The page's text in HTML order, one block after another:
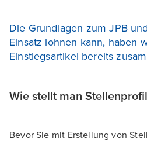
Die Grundlagen zum JPB
Einsatz lohnen kann, haben
Einstiegsartikel bereits
Wie stellt man
Bevor Sie mit Erstellung von